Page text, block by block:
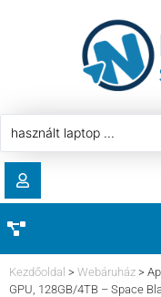
LETÖLTÉSEK
HASZNÁLT LAPTOP
AKCIÓ
Kezdőoldal > Webáruház >
GPU, 128GB/4TB – Space